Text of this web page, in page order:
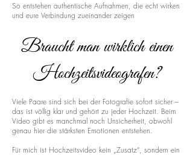
So entstehen authentische Aufnahmen, die echt wirken
und eure Verbindung zueinander zeigen
Braucht man wirklich einen
Hochzeitsvideografen?
Viele Paare sind sich bei der Fotografie sofort sicher –
das ist völlig klar und gehört zu jeder Hochzeit. Beim
Video gibt es manchmal noch Unsicherheit, obwohl
genau hier die stärksten Emotionen entstehen.
Für mich ist Hochzeitsvideo kein „Zusatz“, sondern ein